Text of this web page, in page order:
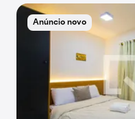
Anúncio novo